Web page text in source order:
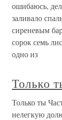
ошибаюсь,
заливало
сиреневым
сорок семь
одно из
Только
Только ты
нелегкую